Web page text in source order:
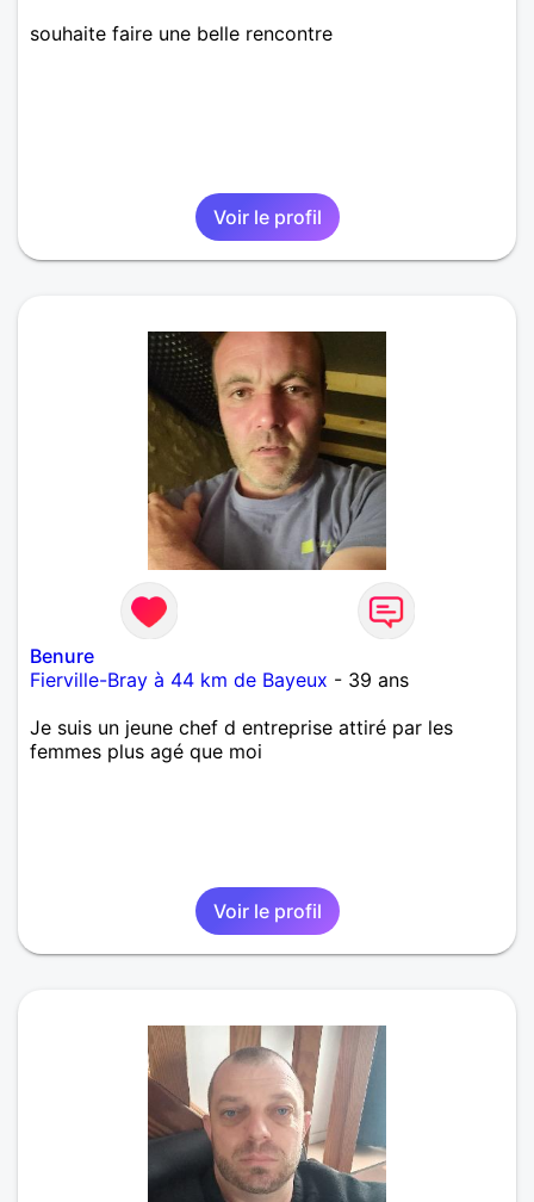
souhaite faire une belle rencontre
Voir le profil
Benure
Fierville-Bray à 44 km de Bayeux - 39 ans
Je suis un jeune chef d entreprise attiré par les
femmes plus agé que moi
Voir le profil